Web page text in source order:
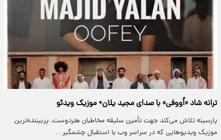
ترانه شاد «اُووفی» با صدای مجید یلان+ موزیک ویدئو
پارسینه تلاش می‌کند جهت تأمین سلیقه مخاطبان هنردوست، پربیننده‌ترین
موزیک ویدیو‌هایی که در سراسر وب با استقبال چشمگیر…